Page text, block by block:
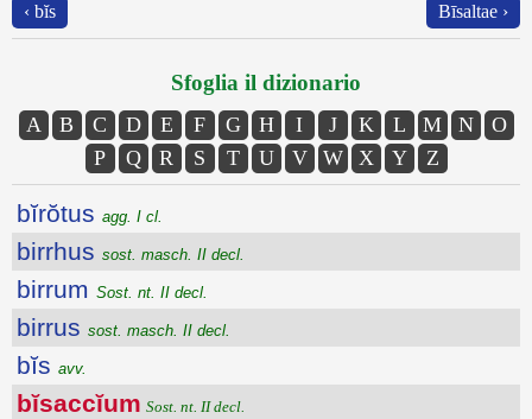
‹ bĭs Bīsaltae ›
Sfoglia il dizionario
A B C D E F G H I J K L M N
O
P
Q R S T U V W X Y Z
bĭrŏtus agg. I cl.
birrhus sost. masch. II decl.
birrum Sost. nt. II decl.
birrus sost. masch. II decl.
bĭs avv.
bĭsaccĭum Sost. nt. II decl.